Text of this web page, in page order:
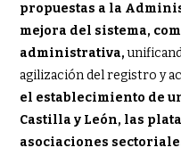
propuestas a la
mejora del sistema,
administrativa,
agilización del registro y
el establecimiento de
Castilla y León, las
asociaciones